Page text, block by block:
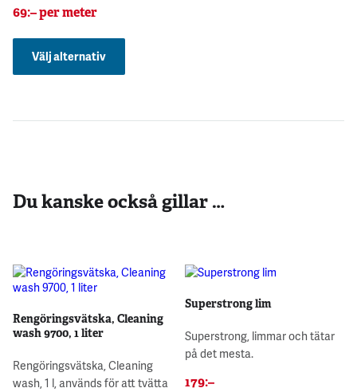
69:–per meter
Välj alternativ
Du kanske också gillar …
Rengöringsvätska, Cleaning
wash 9700, 1 liter
Rengöringsvätska, Cleaning
wash, 1 l, används för att tvätta
Superstrong lim
Superstrong, limmar och tätar
på det mesta.
179:–